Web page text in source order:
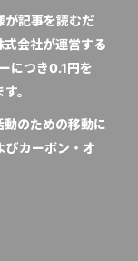
記事を読むだ
会社が運営する
につき0.1円を
。
のための移動に
びカーボン・オ